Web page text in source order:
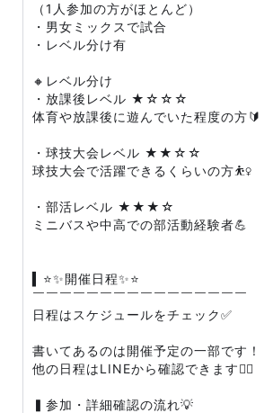
（1人参加の方がほとんど）
・男女ミックスで試合
・レベル分け有
🔸レベル分け
・放課後レベル ★☆☆☆
体育や放課後に遊んでいた程度の方🔰
・球技大会レベル ★★☆☆
球技大会で活躍できるくらいの方⛹️‍♀️
・部活レベル ★★★☆
ミニバスや中高での部活動経験者💪
▍⭐️✨開催日程✨⭐️
￣￣￣￣￣￣￣￣￣￣￣￣￣￣￣￣
日程はスケジュールをチェック✅
書いてあるのは開催予定の一部です！
他の日程はLINEから確認できます🙆‍♀️
▍参加・詳細確認の流れ💡